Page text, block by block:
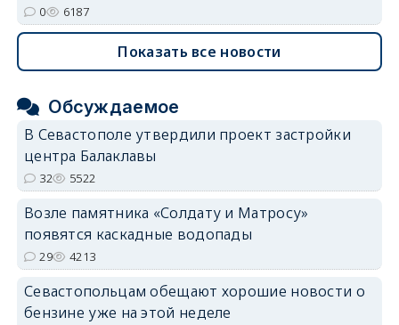
0 6187
Показать все новости
Обсуждаемое
В Севастополе утвердили проект застройки
центра Балаклавы
32 5522
Возле памятника «Солдату и Матросу»
появятся каскадные водопады
29 4213
Севастопольцам обещают хорошие новости о
бензине уже на этой неделе